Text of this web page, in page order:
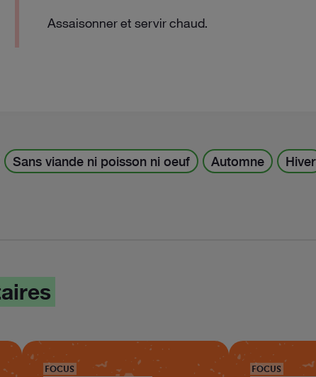
Assaisonner et servir chaud.
Sans viande ni poisson ni oeuf Automne Hiver
FOCUS FOCUS